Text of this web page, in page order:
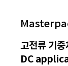
고전류 기
DC